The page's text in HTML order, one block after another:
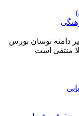
دامنه نوسان بورس
منتفی است